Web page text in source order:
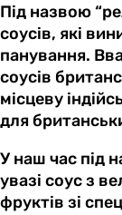
Під назвою
соусів, які
панування.
соусів
місцеву
для
У наш час під
увазі соус з
фруктів зі